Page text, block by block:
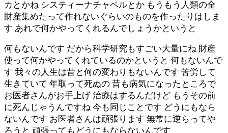
カとかね システィーナチャペルとか もうもう人類の全
財産集めたって作れないぐらいのものを作ったりはしま
す あれで何かやってくれるんでしょうかというと
何もないんです だから科学研究もすごい大量にね 財産
使って何かやってくれているのかというと 何もないんで
す 我々の人生は昔と何の変わりもないんです 苦労して
生きていて 年取って死ぬの 昔も病気になったところで
お医者さんがお手上げ 治療はするんだけど もうその前
に死んじゃうんですね 今も同じことです どうにもなら
ないんです お医者さんは頑張ります 無常に逆らってや
ろうと 頑張ってもどうにもならないんです